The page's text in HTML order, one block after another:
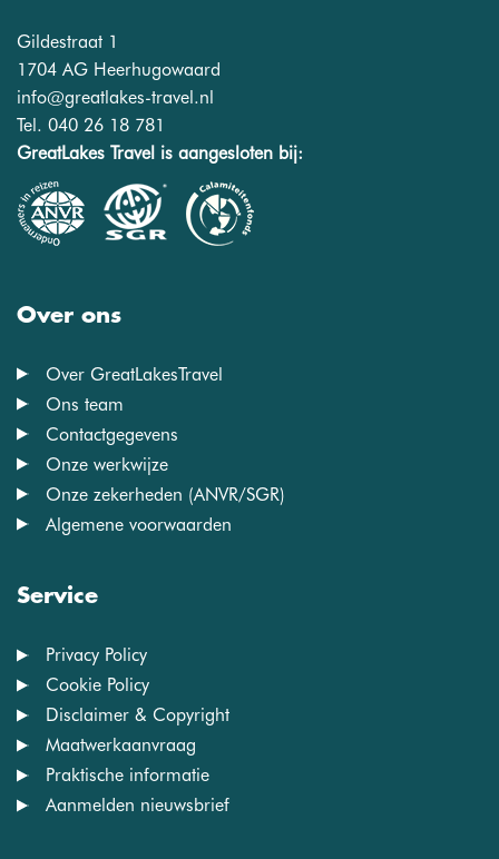
Gildestraat 1
1704 AG Heerhugowaard
info@greatlakes-travel.nl
Tel. 040 26 18 781
GreatLakes Travel is aangesloten bij:
Over ons
Over GreatLakesTravel
Ons team
Contactgegevens
Onze werkwijze
Onze zekerheden (ANVR/SGR)
Algemene voorwaarden
Service
Privacy Policy
Cookie Policy
Disclaimer & Copyright
Maatwerkaanvraag
Praktische informatie
Aanmelden nieuwsbrief